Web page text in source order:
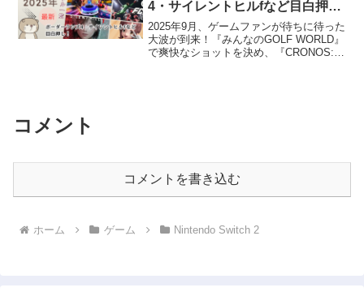
4・サイレントヒルfなど目白押
し！
2025年9月、ゲームファンが待ちに待った
大波が到来！『みんなのGOLF WORLD』
で爽快なショットを決め、『CRONOS:
コメント
コメントを書き込む
ホーム ゲーム Nintendo Switch 2